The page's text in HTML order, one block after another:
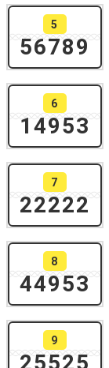
5
56789
6
14953
7
22222
8
44953
9